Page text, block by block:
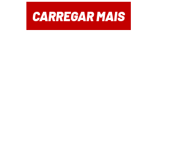
CARREGAR MAIS